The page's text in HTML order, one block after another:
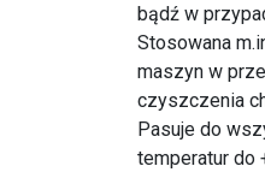
bądź w
Stosowana
maszyn w
czyszczenia
Pasuje do
temperatur do